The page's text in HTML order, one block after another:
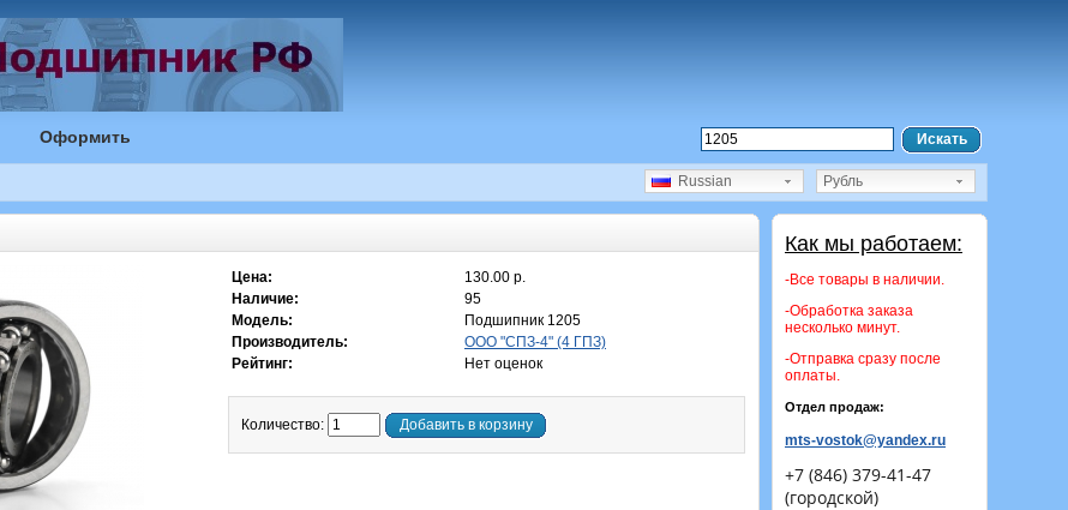
Оформить Искать
Рубль
Russian
Как мы работаем:
-Все товары в наличии.
-Обработка заказа
несколько минут.
-Отправка сразу после
оплаты.
Отдел продаж:
mts-vostok@yandex.ru
+7 (846) 379-41-47
(городской)
Цена:
130.00 р.
Наличие:
95
Модель:
Подшипник 1205
Производитель:
ООО "СПЗ-4" (4 ГПЗ)
Рейтинг:
Нет оценок
Количество: Добавить в корзину